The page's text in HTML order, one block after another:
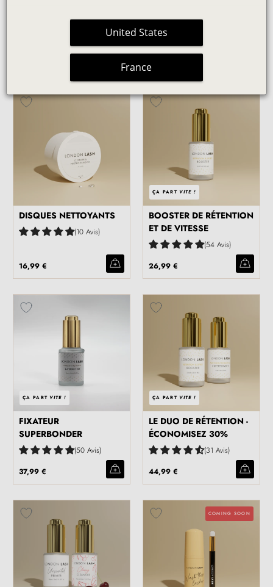
LIQUIDE 100ML
DISQUES NETTOYANTS
10 Avis
16,99 €
ÇA PART VITE !
BOOSTER DE RÉTENTION
ET DE VITESSE
54 Avis
26,99 €
ÇA PART VITE !
FIXATEUR
SUPERBONDER
50 Avis
37,99 €
ÇA PART VITE !
LE DUO DE RÉTENTION -
ÉCONOMISEZ 30%
31 Avis
44,99 €
COMING SOON
United States
France